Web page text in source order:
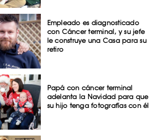
Empleado es diagnosticado
con Cáncer terminal, y su jefe
le construye una Casa para su
retiro
Papá con cáncer terminal
adelanta la Navidad para que
su hijo tenga fotografías con él